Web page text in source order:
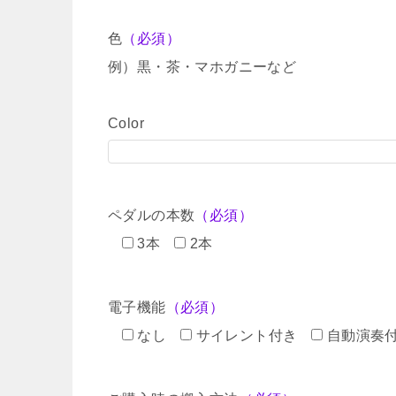
色 （必須）
例）黒・茶・マホガニーなど
Color
ペダルの本数 （必須）
3本
2本
電子機能 （必須）
なし
サイレント付き 自動演奏